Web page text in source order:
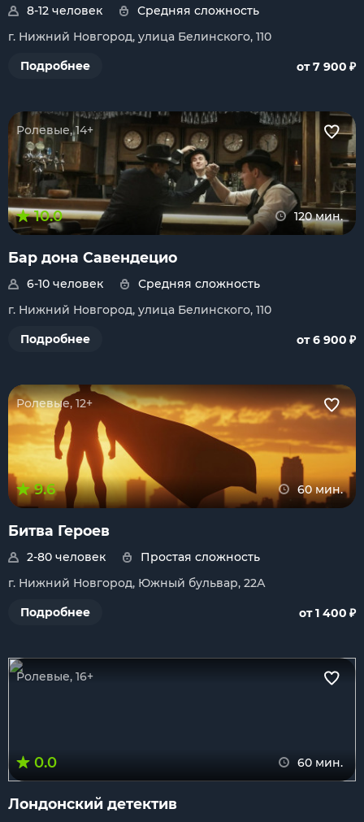
8-12 человек
Средняя сложность
г. Нижний Новгород, улица Белинского, 110
Подробнее
от 7 900 ₽
Ролевые, 14+
10.0 120 мин.
Бар дона Савендецио
6-10 человек
Средняя сложность
г. Нижний Новгород, улица Белинского, 110
Подробнее
от 6 900 ₽
Ролевые, 12+
9.6 60 мин.
Битва Героев
2-80 человек
Простая сложность
г. Нижний Новгород, Южный бульвар, 22А
Подробнее
от 1 400 ₽
Ролевые, 16+
0.0 60 мин.
Лондонский детектив